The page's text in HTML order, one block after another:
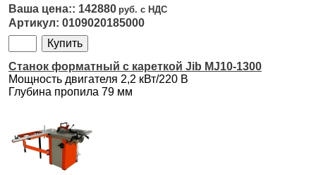
142880
0109020185000
Станок форматный с кареткой Jib MJ10-1300
Мощность двигателя 2,2 кВт/220 В
Глубина пропила 79 мм